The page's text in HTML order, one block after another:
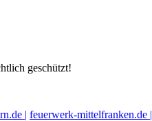
geschützt!
| feuerwerk-mittelfranken.de |